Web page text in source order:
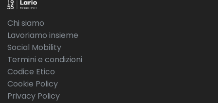
Chi siamo
Lavoriamo insieme
Social Mobility
Termini e condizioni
Codice Etico
Cookie Policy
Privacy Policy